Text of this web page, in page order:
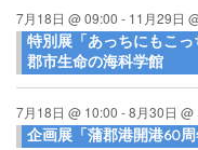
7月18日 @ 09:00 - 11月29日
特別展「あっちにもこ
郡市生命の海科学館
7月18日 @ 10:00 -8月30日 @
企画展「蒲郡港開港60